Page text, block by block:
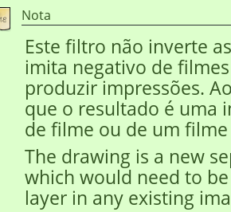
Nota
Este filtro não inverte
imita negativo de
produzir impressões.
que o resultado é uma
de filme ou de um
The drawing is a new
which would need to
layer in any existing